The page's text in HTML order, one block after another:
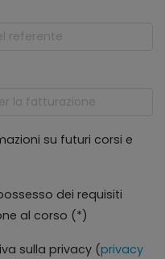
su futuri corsi e
dei requisiti
al corso (*)
sulla privacy (privacy